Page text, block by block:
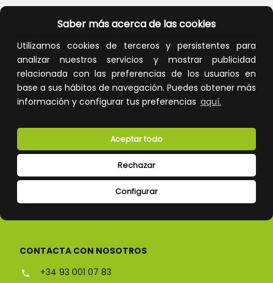
Saber más acerca de las cookies
Utilizamos cookies de terceros y persistentes para
analizar nuestros servicios y mostrar publicidad
relacionada con las preferencias de los usuarios en
base a sus hábitos de navegación. Puedes obtener más
información y configurar tus preferencias aquí.
Configurar
Rechazar
Aceptar todo
Atención al cliente
CONÓCENOS
CONTACTA CON NOSOTROS
+34 93 001 07 83